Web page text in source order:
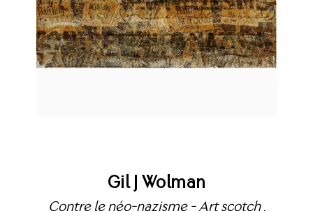
Gil J Wolman
Contre le néo-nazisme - Art scotch,